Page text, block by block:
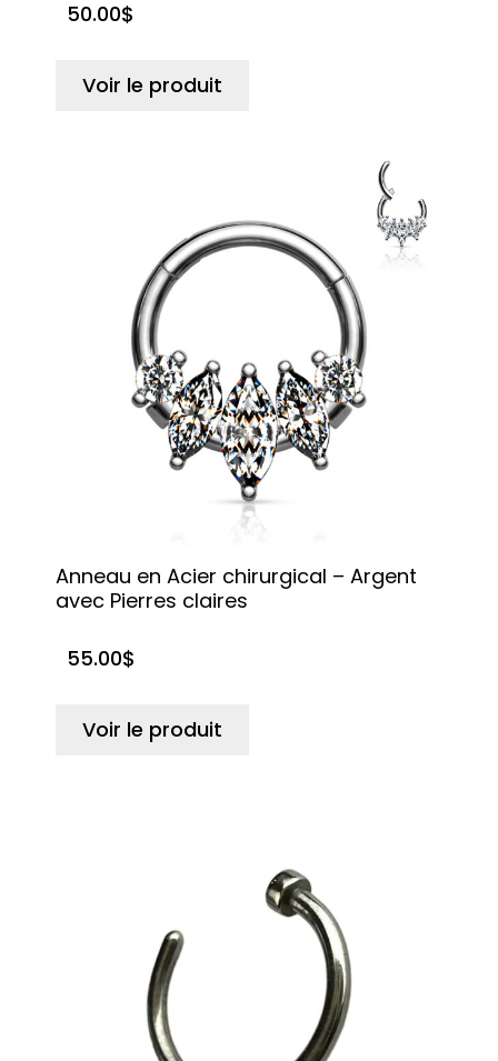
50.00$
Voir le produit
Anneau en Acier chirurgical – Argent
avec Pierres claires
55.00$
Voir le produit